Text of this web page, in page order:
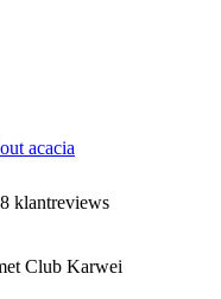
acacia
klantreviews
Club Karwei